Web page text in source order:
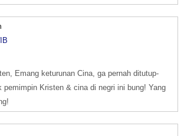
Emang keturunan Cina, ga pernah ditutup-
pemimpin Kristen & cina di negri ini bung! Yang